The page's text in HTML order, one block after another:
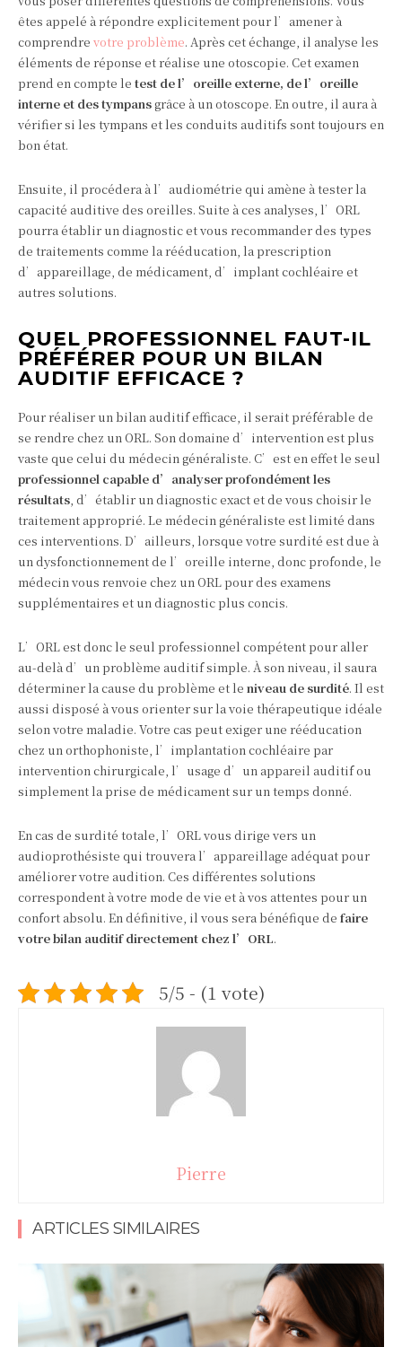
êtes appelé à répondre explicitement pour l’amener à
comprendre votre problème. Après cet échange, il analyse les
éléments de réponse et réalise une otoscopie. Cet examen
prend en compte le test de l’oreille externe, de l’oreille
interne et des tympansgrâce à un otoscope. En outre, il aura à
vérifier si les tympans et les conduits auditifs sont toujours en
bon état.
Ensuite, il procédera à l’audiométrie qui amène à tester la
capacité auditive des oreilles. Suite à ces analyses, l’ORL
pourra établir un diagnostic et vous recommander des types
de traitements comme la rééducation, la prescription
d’appareillage, de médicament, d’implant cochléaire et
autres solutions.
QUEL PROFESSIONNEL FAUT-IL
PRÉFÉRER POUR UN BILAN
AUDITIF EFFICACE ?
Pour réaliser un bilan auditif efficace, il serait préférable de
se rendre chez un ORL. Son domaine d’intervention est plus
vaste que celui du médecin généraliste. C’est en effet le seul
professionnel capable d’analyser profondément les
résultats, d’établir un diagnostic exact et de vous choisir le
traitement approprié. Le médecin généraliste est limité dans
ces interventions. D’ailleurs, lorsque votre surdité est due à
un dysfonctionnement de l’oreille interne, donc profonde, le
médecin vous renvoie chez un ORL pour des examens
supplémentaires et un diagnostic plus concis.
L’ORL est donc le seul professionnel compétent pour aller
au-delà d’un problème auditif simple. À son niveau, il saura
déterminer la cause du problème et le niveau de surdité. Il est
aussi disposé à vous orienter sur la voie thérapeutique idéale
selon votre maladie. Votre cas peut exiger une rééducation
chez un orthophoniste, l’implantation cochléaire par
intervention chirurgicale, l’usage d’un appareil auditif ou
simplement la prise de médicament sur un temps donné.
En cas de surdité totale, l’ORL vous dirige vers un
audioprothésiste qui trouvera l’appareillage adéquat pour
améliorer votre audition. Ces différentes solutions
correspondent à votre mode de vie et à vos attentes pour un
confort absolu. En définitive, il vous sera bénéfique de faire
votre bilan auditif directement chez l’ORL.
5/5 - (1 vote)
Pierre
ARTICLES SIMILAIRES